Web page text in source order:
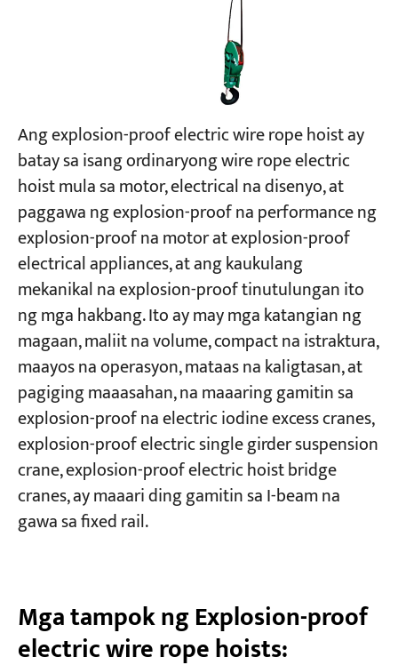
Ang explosion-proof electric wire rope hoist ay
batay sa isang ordinaryong wire rope electric
hoist mula sa motor, electrical na disenyo, at
paggawa ng explosion-proof na performance ng
explosion-proof na motor at explosion-proof
electrical appliances, at ang kaukulang
mekanikal na explosion-proof tinutulungan ito
ng mga hakbang. Ito ay may mga katangian ng
magaan, maliit na volume, compact na istraktura,
maayos na operasyon, mataas na kaligtasan, at
pagiging maaasahan, na maaaring gamitin sa
explosion-proof na electric iodine excess cranes,
explosion-proof electric single girder suspension
crane, explosion-proof electric hoist bridge
cranes, ay maaari ding gamitin sa I-beam na
gawa sa fixed rail.
Mga tampok ng Explosion-proof
electric wire rope hoists: